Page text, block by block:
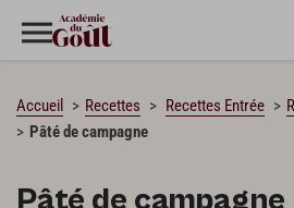
Accueil Recettes Recettes Entrée
Pâté de campagne
Pâté de campagne
CHARGEMENT…